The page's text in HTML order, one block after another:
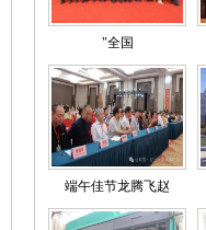
"全国
端午佳节龙腾飞赵